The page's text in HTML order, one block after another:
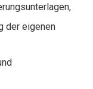
der eigenen